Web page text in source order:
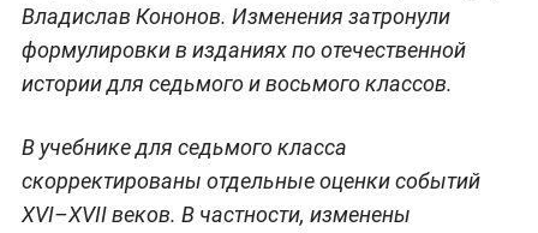
Владислав Кононов. Изменения затронули
формулировки в изданиях по отечественной
истории для седьмого и восьмого классов.
В учебнике для седьмого класса
скорректированы отдельные оценки событий
XVI–XVII веков. В частности, изменены